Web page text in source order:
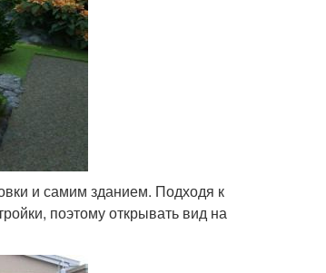
и самим зданием. Подходя к
поэтому открывать вид на